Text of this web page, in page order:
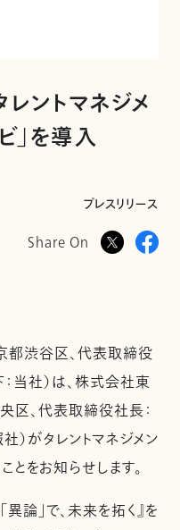
ントマネジメ
」を導入
プレスリリース
Share On
都渋谷区、代表取締役
当社）は、株式会社東
区、代表取締役社長：
）がタレントマネジメン
とをお知らせします。
論」で、未来を拓く』を